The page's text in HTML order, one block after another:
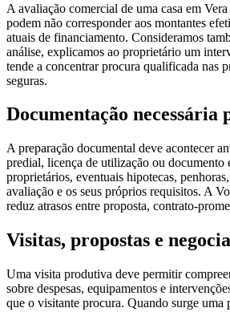
A avaliação comercial de uma casa em
podem não corresponder aos montantes
atuais de financiamento. Consideramos
análise, explicamos ao proprietário um
tende a concentrar procura qualificada nas
seguras.
Documentação
A preparação documental deve acontecer
predial, licença de utilização ou
proprietários, eventuais hipotecas,
avaliação e os seus próprios requisitos. A
reduz atrasos entre proposta, contrato-
Visitas, propostas e
Uma visita produtiva deve permitir
sobre despesas, equipamentos e
que o visitante procura. Quando surge